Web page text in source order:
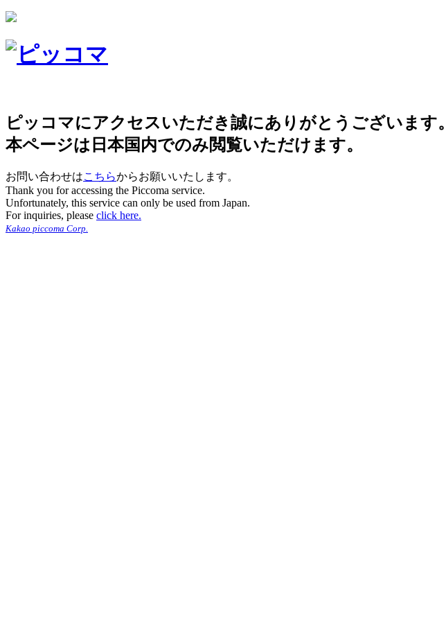
ピッコマにアクセスいただき誠にありがとうございます。
本ページは日本国内でのみ閲覧いただけます。
お問い合わせはこちらからお願いいたします。
Thank you for accessing the Piccoma service.
Unfortunately, this service can only be used from Japan.
For inquiries, please click here.
Kakao piccoma Corp.